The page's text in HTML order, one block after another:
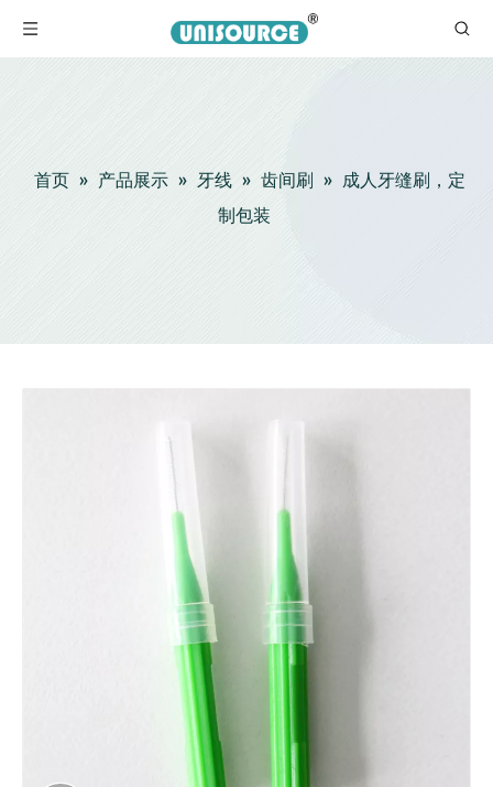
首页 » 产品展示 » 牙线 » 齿间刷 »
成人牙缝刷，定
制包装